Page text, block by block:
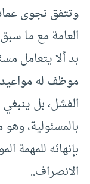
وتتفق نجوى
العامة مع ما
بد ألا يتعامل
موظف له
الفشل، بل
بالمسئولية،
بإنهائه للمهمة
الانصراف..